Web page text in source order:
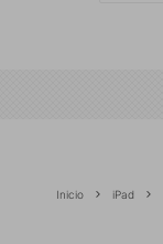
Inicio iPad